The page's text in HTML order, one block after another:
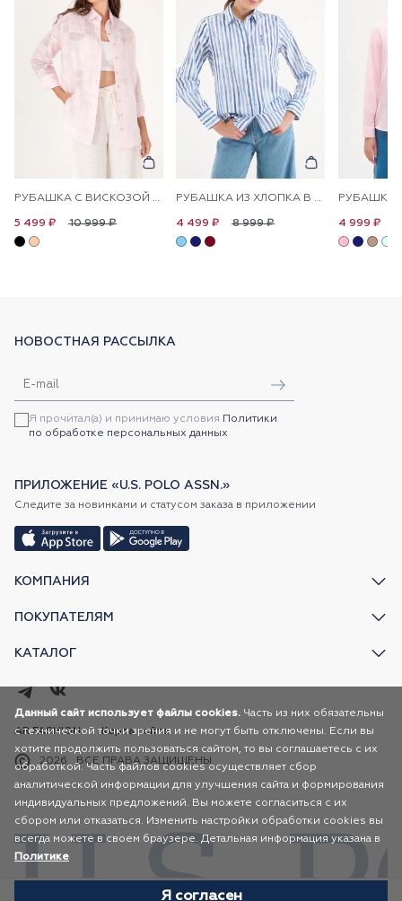
РУБАШКА С ВИСКОЗОЙ СВОБОДНАЯ
10 999 ₽
5 499 ₽
РУБАШКА ИЗ ХЛОПКА В ПОЛОСКУ ПРЯМАЯ
8 999 ₽
4 499 ₽ 4 999 ₽
КОМПАНИЯ
ПОКУПАТЕЛЯМ
КАТАЛОГ
НОВОСТНАЯ РАССЫЛКА
Я прочитал(а) и принимаю условия Политики
по обработке персональных данных
ПРИЛОЖЕНИЕ «U.S. POLO ASSN.»
Следите за новинками и статусом заказа в приложении
2026 ВСЕ ПРАВА ЗАЩИЩЕНЫ
AR FASHION Карта сайта
Данный сайт использует файлы cookies. Часть из них обязательны
с технической точки зрения и не могут быть отключены. Если вы
хотите продолжить пользоваться сайтом, то вы соглашаетесь с их
обработкой. Часть файлов cookies осуществляет сбор
аналитической информации для улучшения сайта и формирования
индивидуальных предложений. Вы можете согласиться с их
сбором или отказаться. Изменить настройки обработки cookies вы
всегда можете в своем браузере. Детальная информация указана в
Политике
Я согласен